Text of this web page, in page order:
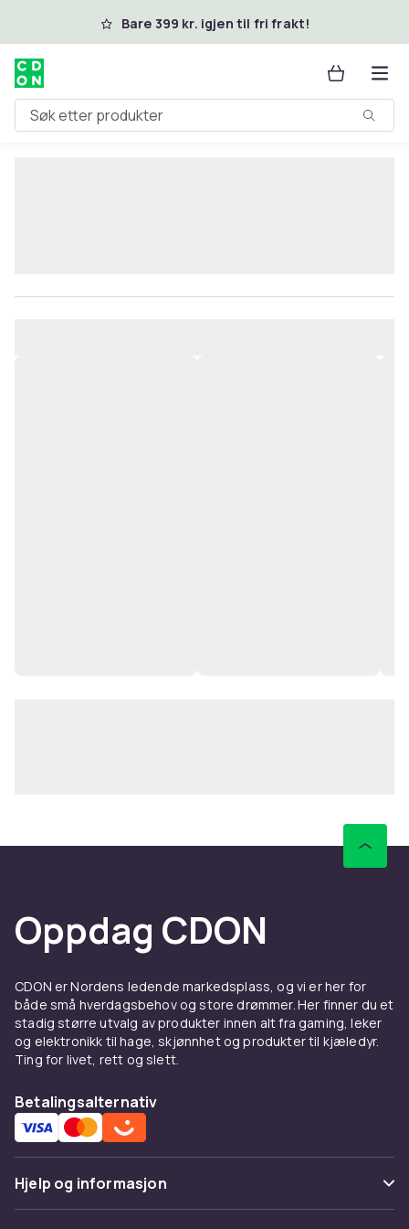
Hopp til hovedinnholdBare 399 kr. igjen til fri frakt!
Søk etter produkter
Oppdag CDON
CDON er Nordens ledende markedsplass, og vi er her for
både små hverdagsbehov og store drømmer. Her finner du et
stadig større utvalg av produkter innen alt fra gaming, leker
og elektronikk til hage, skjønnhet og produkter til kjæledyr.
Ting for livet, rett og slett.
Betalingsalternativ
Hjelp og informasjon